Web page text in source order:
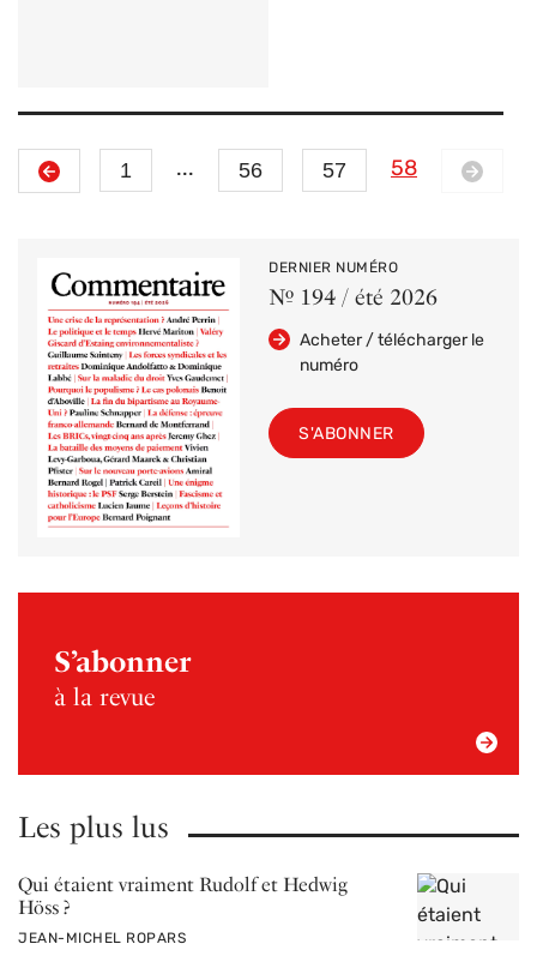
Précédent
1 ... 56 57 58 Suivant
DERNIER NUMÉRO
Nº 194 / été 2026
Acheter / télécharger le
numéro
S'ABONNER
S’abonner
à la revue
Les plus lus
Qui étaient vraiment Rudolf et Hedwig
Höss ?
PAR
JEAN-MICHEL ROPARS